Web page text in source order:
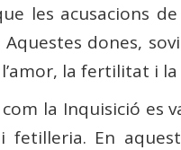
les acusacions
Aquestes dones,
la fertilitat i la
com la Inquisició
fetilleria. En